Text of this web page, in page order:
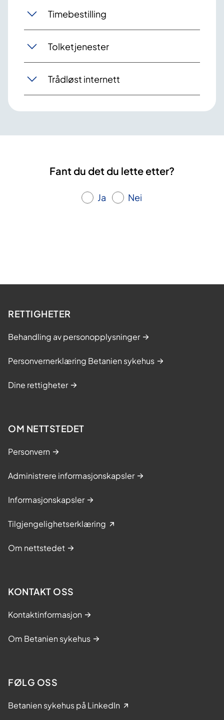
Timebestilling
Tolketjenester
Trådløst internett
Fant du det du lette etter?
Ja Nei
RETTIGHETER
Behandling av personopplysninger
Personvernerklæring Betanien sykehus
Dine rettigheter
OM NETTSTEDET
Personvern
Administrere informasjonskapsler
Informasjonskapsler
Tilgjengelighetserklæring
Om nettstedet
KONTAKT OSS
Kontaktinformasjon
Om Betanien sykehus
FØLG OSS
Betanien sykehus på LinkedIn